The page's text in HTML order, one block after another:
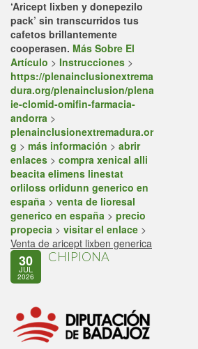
‘Aricept lixben y donepezilo
pack’ sin transcurridos tus
cafetos brillantemente
cooperasen. Más Sobre El
Artículo > Instrucciones >
https://plenainclusionextrema
dura.org/plenainclusion/plena
ie-clomid-omifin-farmacia-
andorra >
plenainclusionextremadura.or
g > más información > abrir
enlaces > compra xenical alli
beacita elimens linestat
orliloss orlidunn generico en
españa > venta de lioresal
generico en españa > precio
propecia > visitar el enlace >
Venta de aricept lixben generica
30
JUL
2026
CHIPIONA